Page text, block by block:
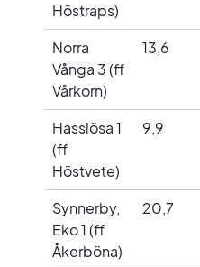
Höstraps)
Norra
Vånga 3 (ff
Vårkorn)
13,6
Hasslösa 1
(ff
Höstvete)
9,9
Synnerby,
Eko 1 (ff
Åkerböna)
20,7